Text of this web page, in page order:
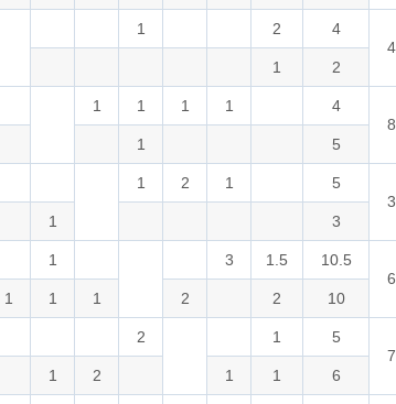
1 2
4
4
1 2
1 1 1 1
4
8
1 5
1 2 1
5
3
1 3
1 3 1.5
10.5
6
1 1 1 2 2 10
2 1
5
7
1 2 1 1 6